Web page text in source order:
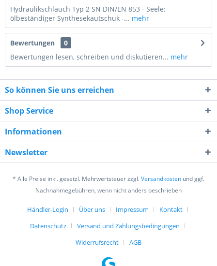
2 + 5 = ?
Ich habe dieDatenschutzerklärunggelesen,
verstanden und stimme zu. *
Hydraulikschlauch Typ 2 SN DIN/EN 853 - Seele:
ölbeständiger Synthesekautschuk -... mehr
Bewertungen
0
Bewertungen lesen, schreiben und diskutieren... mehr
So können Sie uns erreichen
Shop Service
Informationen
Newsletter
* Alle Preise inkl. gesetzl. Mehrwertsteuer zzgl.Versandkosten und ggf.
Nachnahmegebühren, wenn nicht anders beschrieben
Händler-Login Über uns Impressum
Kontakt
Datenschutz
Versand und Zahlungsbedingungen
Widerrufsrecht
AGB